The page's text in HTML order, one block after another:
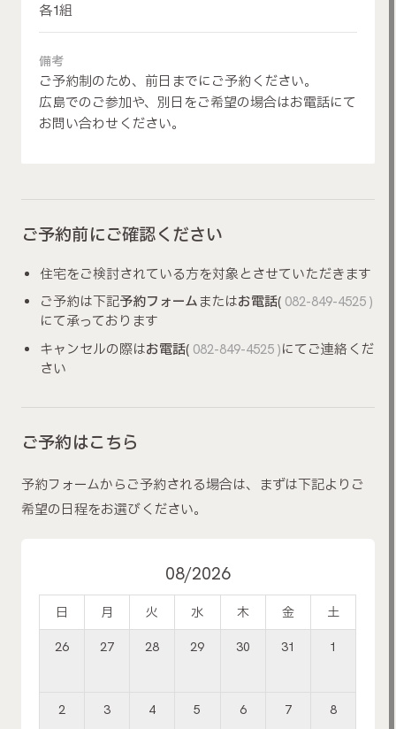
各1組
備考
ご予約制のため、前日までにご予約ください。
広島でのご参加や、別日をご希望の場合はお電話にて
お問い合わせください。
ご予約前にご確認ください
住宅をご検討されている方を対象とさせていただきます
ご予約は下記予約フォームまたはお電話(082-849-4525 )
にて承っております
キャンセルの際はお電話(082-849-4525 )にてご連絡くだ
さい
ご予約はこちら
予約フォームからご予約される場合は、まずは下記よりご
希望の日程をお選びください。
08/2026
日 月 火 水 木 金 土
26 27 28 29 30 31 1
2 3 4 5 6 7 8